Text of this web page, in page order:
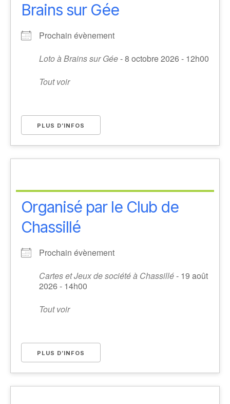
Brains sur Gée
Prochain évènement
Loto à Brains sur Gée- 8 octobre 2026 - 12h00
Tout voir
PLUS D’INFOS
Organisé par le Club de
Chassillé
Prochain évènement
Cartes et Jeux de société à Chassillé- 19 août
2026 - 14h00
Tout voir
PLUS D’INFOS